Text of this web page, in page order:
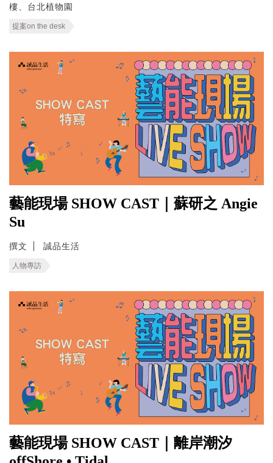
樓、台北植物園
提案on the desk
藝能現場 SHOW CAST｜蘇研之 Angie
Su
撰文 誠品生活
人物專訪
藝能現場 SHOW CAST｜離岸潮汐